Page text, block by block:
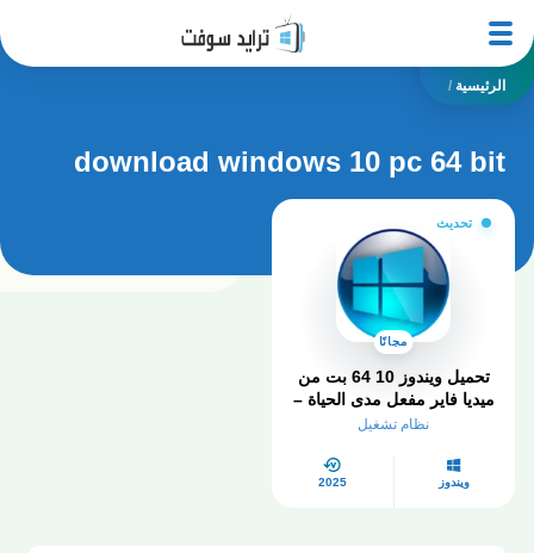
الرئيسية /
download windows 10 pc 64 bit
تحديث
مجانًا
تحميل ويندوز 10 64 بت من
ميديا ​​فاير مفعل مدى الحياة –
الدليل الشامل في 2025
نظام تشغيل
ويندوز 2025